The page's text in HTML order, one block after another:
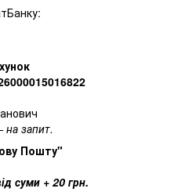
запит.
Пошту"
суми + 20 грн.